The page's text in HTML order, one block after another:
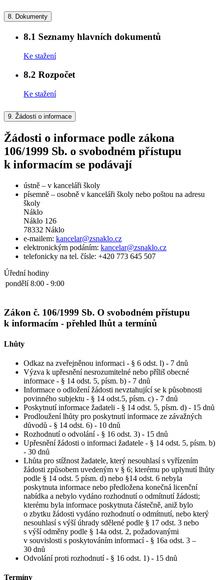
8. Dokumenty
8.1 Seznamy hlavních dokumentů
Ke stažení
8.2 Rozpočet
Ke stažení
9. Žádosti o informace
Žádosti o informace podle zákona
106/1999 Sb. o svobodném přístupu
k informacím se podávají
ústně – v kanceláři školy
písemně – osobně v kanceláři školy nebo poštou na adresu
školy
Náklo
Náklo 126
78332 Náklo
e-mailem: kancelar@zsnaklo.cz
elektronickým podáním: kancelar@zsnaklo.cz
telefonicky na tel. čísle: +420 773 645 507
Úřední hodiny
pondělí 8:00 - 9:00
Zákon č. 106/1999 Sb. O svobodném přístupu
k informacím - přehled lhůt a termínů
Lhůty
Odkaz na zveřejněnou informaci - § 6 odst. l) - 7 dnů
Výzva k upřesnění nesrozumitelné nebo příliš obecné
informace - § 14 odst. 5, písm. b) - 7 dnů
Informace o odložení žádosti nevztahující se k působnosti
povinného subjektu - § 14 odst.5, písm. c) - 7 dnů
Poskytnutí informace žadateli - § 14 odst. 5, písm. d) - 15 dnů
Prodloužení lhůty pro poskytnutí informace ze závažných
důvodů - § 14 odst. 6) - 10 dnů
Rozhodnutí o odvolání - § 16 odst. 3) - 15 dnů
Upřesnění žádosti o informaci žadatele - § 14 odst. 5, písm. b)
- 30 dnů
Lhůta pro stížnost žadatele, který nesouhlasí s vyřízením
žádosti způsobem uvedeným v § 6; kterému po uplynutí lhůty
podle § 14 odst. 5 písm. d) nebo §14 odst. 6 nebyla
poskytnuta informace nebo předložena konečná licenční
nabídka a nebylo vydáno rozhodnutí o odmítnutí žádosti;
kterému byla informace poskytnuta částečně, aniž bylo
o zbytku žádosti vydáno rozhodnutí o odmítnutí, nebo který
nesouhlasí s výší úhrady sdělené podle § 17 odst. 3 nebo
s výší odměny podle § 14a odst. 2, požadovanými
v souvislosti s poskytováním informací - § 16a odst. 3 –
30 dnů
Odvolání proti rozhodnutí - § 16 odst. 1) - 15 dnů
Termíny